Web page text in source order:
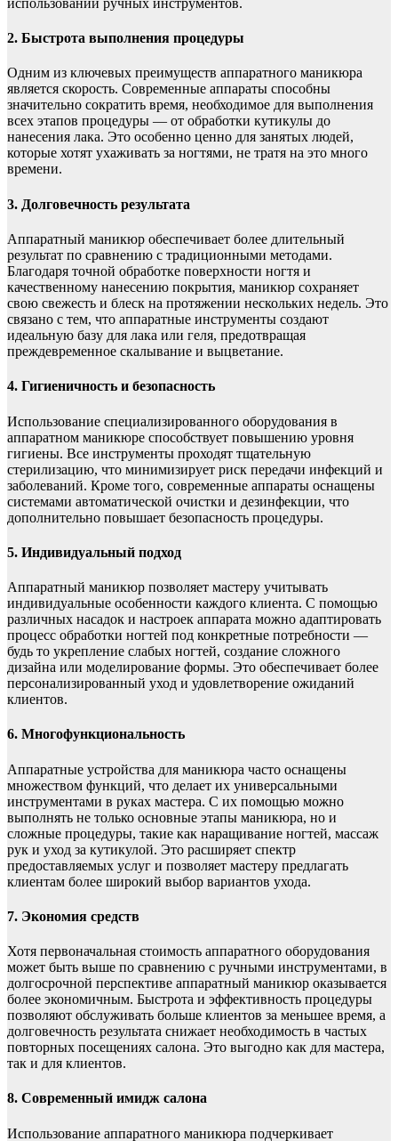
использовании ручных инструментов.
2. Быстрота выполнения процедуры
Одним из ключевых преимуществ аппаратного маникюра
является скорость. Современные аппараты способны
значительно сократить время, необходимое для выполнения
всех этапов процедуры — от обработки кутикулы до
нанесения лака. Это особенно ценно для занятых людей,
которые хотят ухаживать за ногтями, не тратя на это много
времени.
3. Долговечность результата
Аппаратный маникюр обеспечивает более длительный
результат по сравнению с традиционными методами.
Благодаря точной обработке поверхности ногтя и
качественному нанесению покрытия, маникюр сохраняет
свою свежесть и блеск на протяжении нескольких недель. Это
связано с тем, что аппаратные инструменты создают
идеальную базу для лака или геля, предотвращая
преждевременное скалывание и выцветание.
4. Гигиеничность и безопасность
Использование специализированного оборудования в
аппаратном маникюре способствует повышению уровня
гигиены. Все инструменты проходят тщательную
стерилизацию, что минимизирует риск передачи инфекций и
заболеваний. Кроме того, современные аппараты оснащены
системами автоматической очистки и дезинфекции, что
дополнительно повышает безопасность процедуры.
5. Индивидуальный подход
Аппаратный маникюр позволяет мастеру учитывать
индивидуальные особенности каждого клиента. С помощью
различных насадок и настроек аппарата можно адаптировать
процесс обработки ногтей под конкретные потребности —
будь то укрепление слабых ногтей, создание сложного
дизайна или моделирование формы. Это обеспечивает более
персонализированный уход и удовлетворение ожиданий
клиентов.
6. Многофункциональность
Аппаратные устройства для маникюра часто оснащены
множеством функций, что делает их универсальными
инструментами в руках мастера. С их помощью можно
выполнять не только основные этапы маникюра, но и
сложные процедуры, такие как наращивание ногтей, массаж
рук и уход за кутикулой. Это расширяет спектр
предоставляемых услуг и позволяет мастеру предлагать
клиентам более широкий выбор вариантов ухода.
7. Экономия средств
Хотя первоначальная стоимость аппаратного оборудования
может быть выше по сравнению с ручными инструментами, в
долгосрочной перспективе аппаратный маникюр оказывается
более экономичным. Быстрота и эффективность процедуры
позволяют обслуживать больше клиентов за меньшее время, а
долговечность результата снижает необходимость в частых
повторных посещениях салона. Это выгодно как для мастера,
так и для клиентов.
8. Современный имидж салона
Использование аппаратного маникюра подчеркивает